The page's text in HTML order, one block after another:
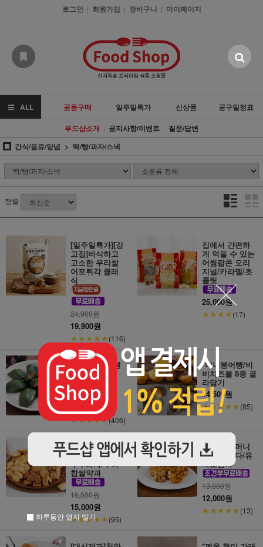
로그인 | 회원가입 | 장바구니 | 마이페이지
ALL 공동구매 일주일특가 신상품
공구일정표
푸드샵소개 | 공지사항/이벤트 | 질문/답변
간식/음료/양념
떡/빵/과자/스낵
정렬
[일주일특가][강
고집]바삭하고
고소한 우리쌀
어포튀각 클래
식
24,900원
19,900원
★★★★★(116)
집에서 간편하
게 먹을 수 있는
어썸팝콘 오리
지널/카라멜/초
콜릿
25,000원
★★★★(17)
영광 모싯잎 생
송편/생개떡
23,900원
21,900원
★★★★★(406)
*미니붕어빵/비
비치즈볼 8종 골
라담기
14,500원
★★★★★(85)
*[이장님과자점]
인절미스낵/참
두부과자/우리
찹쌀약과
16,500원
15,000원
★★★★★(95)
강옥연 할머니
수제 오란다/유
자오란다
13,000원
12,000원
★★★★★(13)
하루동안 열지 않기